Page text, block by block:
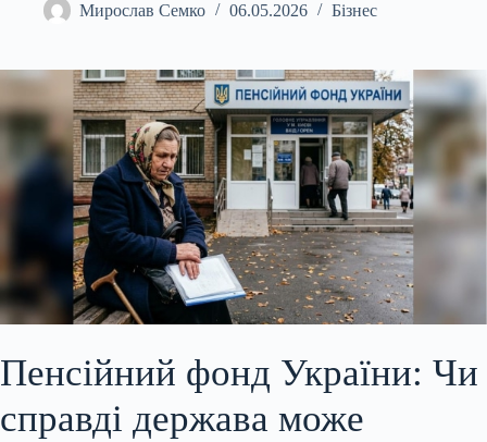
Мирослав Семко 06.05.2026 Бізнес
Пенсійний фонд України: Чи
справді держава може